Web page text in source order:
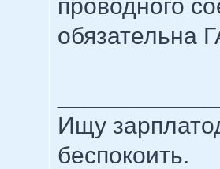
проводного
обязательна
Ищу
беспокоить.